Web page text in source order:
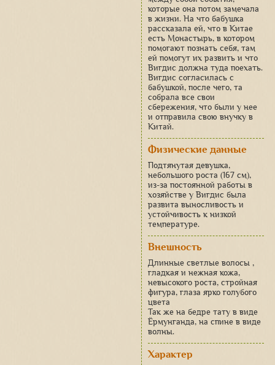
которые она потом замечала
в жизни. На что бабушка
рассказала ей, что в Китае
есть Монастырь, в котором
помогают познать себя, там
ей помогут их развить и что
Вигдис должна туда поехать.
Вигдис согласилась с
бабушкой, после чего, та
собрала все свои
сбережения, что были у нее
и отправила свою внучку в
Китай.
Физические данные
Подтянутая девушка,
небольшого роста (167 см),
из-за постоянной работы в
хозяйстве у Вигдис была
развита выносливость и
устойчивость к низкой
температуре.
Внешность
Длинные светлые волосы ,
гладкая и нежная кожа,
невысокого роста, стройная
фигура, глаза ярко голубого
цвета
Так же на бедре тату в виде
Ёрмунганда, на спине в виде
волны.
Характер